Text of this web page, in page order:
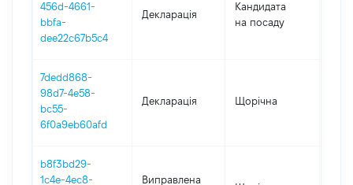
456d-4661-
bbfa-
dee22c67b5c4
Декларація
Кандидата
на посаду
7dedd868-
98d7-4e58-
bc55-
6f0a9eb60afd
Декларація Щорічна
b8f3bd29-
1c4e-4ec8-
Виправлена